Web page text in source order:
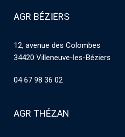
AGR BÉZIERS
12, avenue des Colombes
34420 Villeneuve-les-Béziers
04 67 98 36 02
AGR THÉZAN